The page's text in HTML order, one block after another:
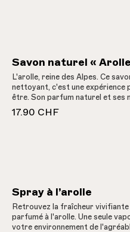
Savon naturel «
L'arolle, reine des Alpes. Ce
nettoyant, c'est une expérience
être. Son parfum naturel et ses
t'apportent non seulement une
lien profond avec la nature.Des
connaissances, d'un grand
inébranlable. Elle est fabriquée
premières purement naturelles,
rythme lunaire.* Les herbes et
de cueillettes sauvages, de
17.90 CHF
Spray à l’arolle
Retrouvez la fraîcheur
parfumé à l'arolle. Une seule
votre environnement de